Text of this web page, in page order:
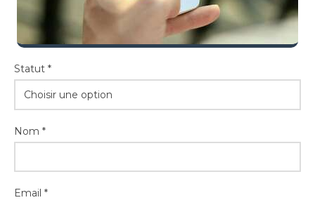
Statut *
Choisir une option
Nom *
Email *